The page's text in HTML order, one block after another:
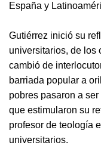
España y
Gutiérrez inició su
universitarios, de los
cambió de
barriada popular a
pobres pasaron a
que estimularon su
profesor de teología
universitarios.